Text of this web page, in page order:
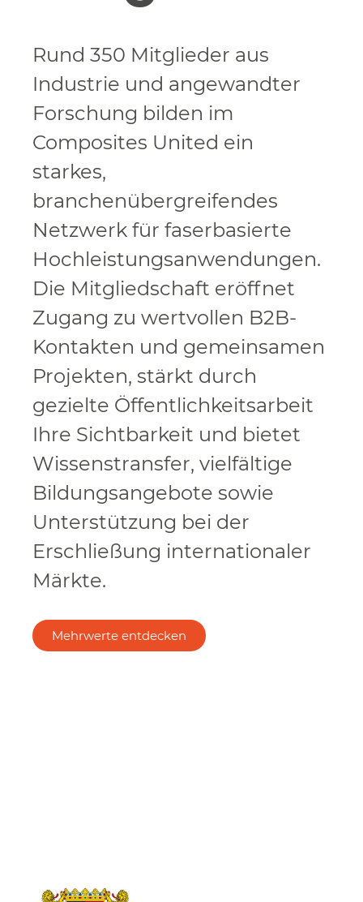
Rund 350 Mitglieder aus
Industrie und angewandter
Forschung bilden im
Composites United ein
starkes,
branchenübergreifendes
Netzwerk für faserbasierte
Hochleistungsanwendungen.
Die Mitgliedschaft eröffnet
Zugang zu wertvollen B2B-
Kontakten und gemeinsamen
Projekten, stärkt durch
gezielte Öffentlichkeitsarbeit
Ihre Sichtbarkeit und bietet
Wissenstransfer, vielfältige
Bildungsangebote sowie
Unterstützung bei der
Erschließung internationaler
Märkte.
Mehrwerte entdecken